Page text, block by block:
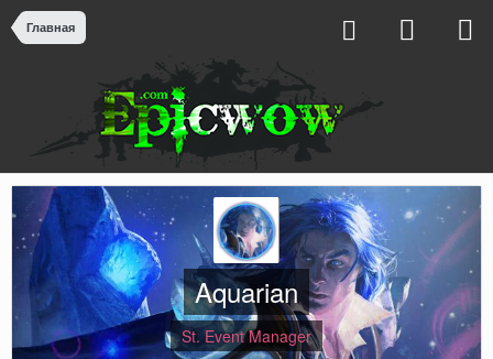
Главная
Aquarian
St. Event Manager